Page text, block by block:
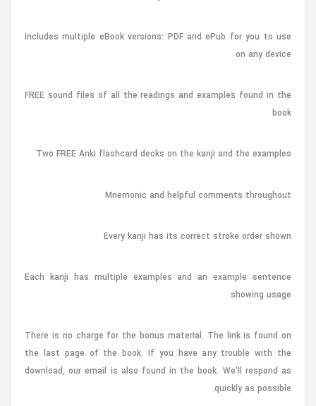
Includes multiple eBook versions: PDF and ePub for you to use
on any device
FREE sound files of all the readings and examples found in the
book
Two FREE Anki flashcard decks on the kanji and the examples
Mnemonic and helpful comments throughout
Every kanji has its correct stroke order shown
Each kanji has multiple examples and an example sentence
showing usage
There is no charge for the bonus material. The link is found on
the last page of the book. If you have any trouble with the
download, our email is also found in the book. We'll respond as
quickly as possible.